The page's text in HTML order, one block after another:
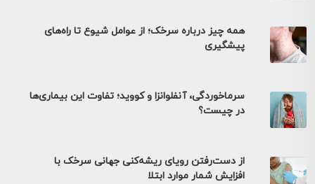
همه چیز درباره سرخک؛ از عوامل شیوع تا راه‌های
پیشگیری
سرماخوردگی، آنفلوانزا و کووید؛ تفاوت این بیماری‌ها
در چیست؟
از دست‌رفتن رویای ریشه‌کنی جهانی سرخک با
افزایش شمار موارد ابتلا